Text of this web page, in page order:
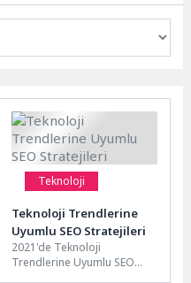
Teknoloji
Teknoloji Trendlerine
Uyumlu SEO Stratejileri
2021'de Teknoloji
Trendlerine Uyumlu SEO